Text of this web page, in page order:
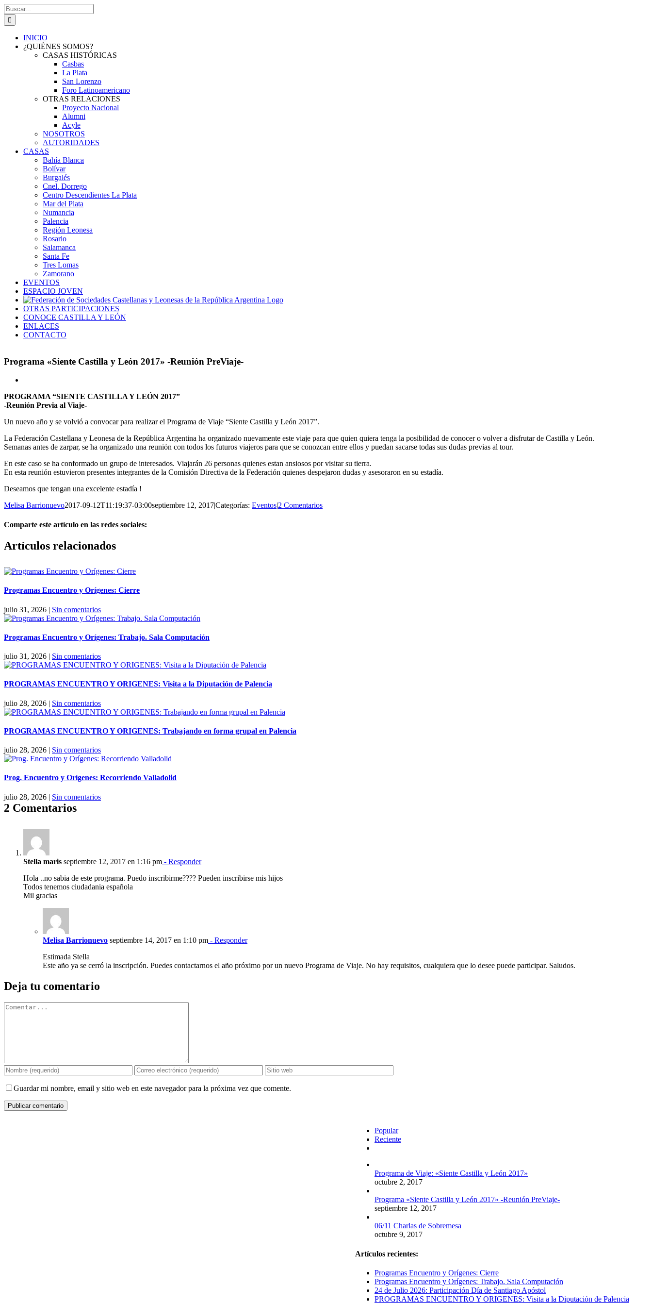
Saltar
al
contenido
Buscar:
INICIO
¿QUIÉNES SOMOS?
CASAS HISTÓRICAS
Casbas
La Plata
San Lorenzo
Foro Latinoamericano
OTRAS RELACIONES
Proyecto Nacional
Alumni
Acyle
NOSOTROS
AUTORIDADES
CASAS
Bahía Blanca
Bolívar
Burgalés
Cnel. Dorrego
Centro Descendientes La Plata
Mar del Plata
Numancia
Palencia
Región Leonesa
Rosario
Salamanca
Santa Fe
Tres Lomas
Zamorano
EVENTOS
ESPACIO JOVEN
OTRAS PARTICIPACIONES
CONOCE CASTILLA Y LEÓN
ENLACES
CONTACTO
Programa «Siente Castilla y León 2017» -Reunión PreViaje-
más
grande
PROGRAMA “SIENTE CASTILLA Y LEÓN 2017”
-Reunión Previa al Viaje-
Un nuevo año y se volvió a convocar para realizar el Programa de Viaje “Siente Castilla y León 2017”.
La Federación Castellana y Leonesa de la República Argentina ha organizado nuevamente este viaje para que quien quiera tenga la posibilidad de conocer o volver a disfrutar de Castilla y León.
Semanas antes de zarpar, se ha organizado una reunión con todos los futuros viajeros para que se conozcan entre ellos y puedan sacarse todas sus dudas previas al tour.
En este caso se ha conformado un grupo de interesados. Viajarán 26 personas quienes estan ansiosos por visitar su tierra.
En esta reunión estuvieron presentes integrantes de la Comisión Directiva de la Federación quienes despejaron dudas y asesoraron en su estadía.
Deseamos que tengan una excelente estadía !
Melisa Barrionuevo2017-09-12T11:19:37-03:00septiembre 12, 2017|Categorías: Eventos|2 Comentarios
Comparte este artículo en las redes sociales:
Facebook
X
Reddit
LinkedIn
Pinterest
Vk
Artículos relacionados
Programas Encuentro y Orígenes: Cierre
julio 31, 2026 | Sin comentarios
Programas Encuentro y Orígenes: Trabajo. Sala Computación
julio 31, 2026 | Sin comentarios
PROGRAMAS ENCUENTRO Y ORIGENES: Visita a la Diputación de Palencia
julio 28, 2026 | Sin comentarios
PROGRAMAS ENCUENTRO Y ORIGENES: Trabajando en forma grupal en Palencia
julio 28, 2026 | Sin comentarios
Prog. Encuentro y Orígenes: Recorriendo Valladolid
julio 28, 2026 | Sin comentarios
2 Comentarios
Stella maris septiembre 12, 2017 en 1:16 pm - Responder
Hola ..no sabia de este programa. Puedo inscribirme???? Pueden inscribirse mis hijos
Todos tenemos ciudadania española
Mil gracias
Melisa Barrionuevo septiembre 14, 2017 en 1:10 pm - Responder
Estimada Stella
Este año ya se cerró la inscripción. Puedes contactarnos el año próximo por un nuevo Programa de Viaje. No hay requisitos, cualquiera que lo desee puede participar. Saludos.
Deja tu comentario
Comentar
Guardar mi nombre, email y sitio web en este navegador para la próxima vez que comente.
Popular
Reciente
Programa de Viaje: «Siente Castilla y León 2017»
octubre 2, 2017
Programa «Siente Castilla y León 2017» -Reunión PreViaje-
septiembre 12, 2017
06/11 Charlas de Sobremesa
octubre 9, 2017
Artículos recientes:
Programas Encuentro y Orígenes: Cierre
Programas Encuentro y Orígenes: Trabajo. Sala Computación
24 de Julio 2026: Participación Día de Santiago Apóstol
PROGRAMAS ENCUENTRO Y ORIGENES: Visita a la Diputación de Palencia